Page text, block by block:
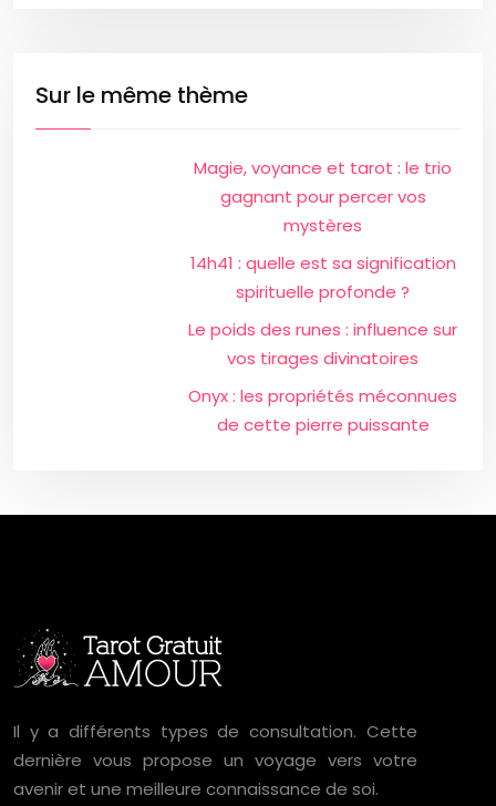
Sur le même thème
Magie, voyance et tarot : le trio
gagnant pour percer vos
mystères
14h41 : quelle est sa signification
spirituelle profonde ?
Le poids des runes : influence sur
vos tirages divinatoires
Onyx : les propriétés méconnues
de cette pierre puissante
Il y a différents types de consultation. Cette
dernière vous propose un voyage vers votre
avenir et une meilleure connaissance de soi.